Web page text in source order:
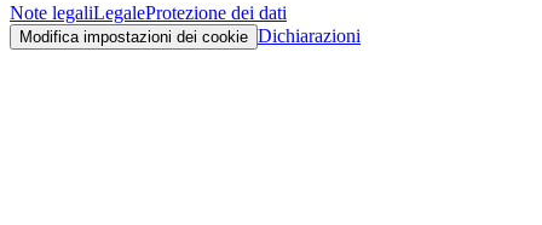
Note legaliLegaleProtezione dei dati
Modifica impostazioni dei cookie Dichiarazioni